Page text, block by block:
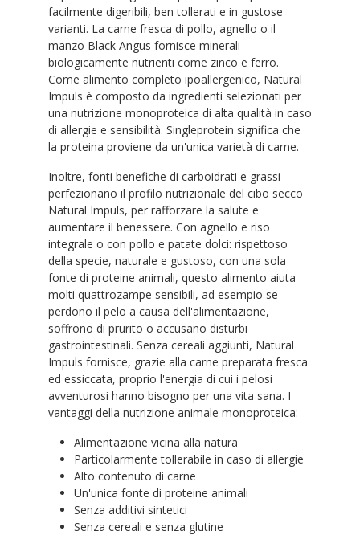
facilmente digeribili, ben tollerati e in gustose
varianti. La carne fresca di pollo, agnello o il
manzo Black Angus fornisce minerali
biologicamente nutrienti come zinco e ferro.
Come alimento completo ipoallergenico, Natural
Impuls è composto da ingredienti selezionati per
una nutrizione monoproteica di alta qualità in caso
di allergie e sensibilità. Singleprotein significa che
la proteina proviene da un'unica varietà di carne.
Inoltre, fonti benefiche di carboidrati e grassi
perfezionano il profilo nutrizionale del cibo secco
Natural Impuls, per rafforzare la salute e
aumentare il benessere. Con agnello e riso
integrale o con pollo e patate dolci: rispettoso
della specie, naturale e gustoso, con una sola
fonte di proteine animali, questo alimento aiuta
molti quattrozampe sensibili, ad esempio se
perdono il pelo a causa dell'alimentazione,
soffrono di prurito o accusano disturbi
gastrointestinali. Senza cereali aggiunti, Natural
Impuls fornisce, grazie alla carne preparata fresca
ed essiccata, proprio l'energia di cui i pelosi
avventurosi hanno bisogno per una vita sana. I
vantaggi della nutrizione animale monoproteica:
Alimentazione vicina alla natura
Particolarmente tollerabile in caso di allergie
Alto contenuto di carne
Un'unica fonte di proteine animali
Senza additivi sintetici
Senza cereali e senza glutine